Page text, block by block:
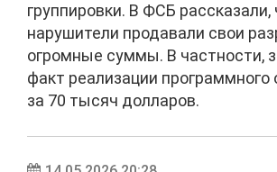
группировки. В ФСБ рассказали,
нарушители продавали свои
огромные суммы. В частности,
факт реализации программного
за 70 тысяч долларов.